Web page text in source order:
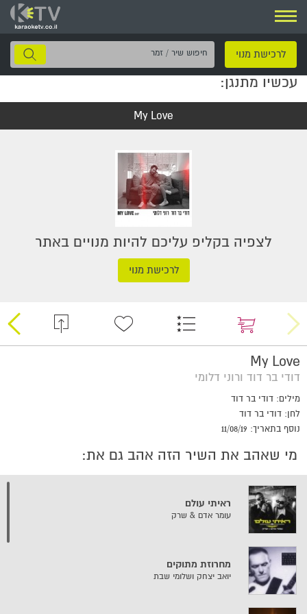
ניווט
לרכישת מנוי
חיפוש
שיר
עכשיו מתנגן:
My Love
לצפיה בקליפ עליכם להיות מנויים באתר
לרכישת מנוי
My Love
דודי בר דוד ורוני דלומי
מילים: דודי בר דוד
לחן: דודי בר דוד
נוסף בתאריך: 11/08/19
מי שאהב את השיר הזה אהב גם את:
ראיתי עולם
עומר אדם & שרק
מחרוזת מתוקים
יואב יצחק ושלומי שבת